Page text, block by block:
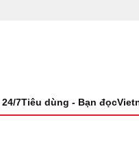
7Tiêu dùng - Bạn đọc